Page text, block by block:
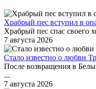
Храбрый пес вступил в
Храбрый пес спас своего
7 августа 2026
Стало известно о любви
После возвращения в
...
7 августа 2026